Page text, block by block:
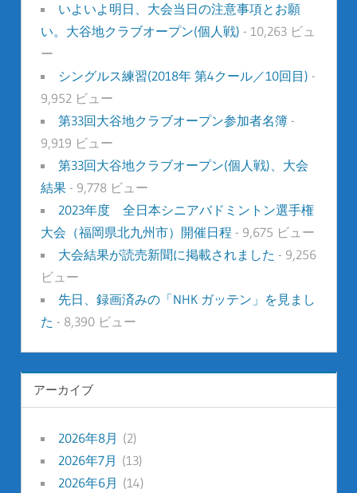
いよいよ明日、大会当日の注意事項とお願
い。大谷地クラブオープン(個人戦) - 10,263 ビュ
ー
シングルス練習(2018年 第4クール／10回目) -
9,952 ビュー
第33回大谷地クラブオープン参加者名簿-
9,919 ビュー
第33回大谷地クラブオープン(個人戦)、大会
結果- 9,778 ビュー
2023年度 全日本シニアバドミントン選手権
大会（福岡県北九州市）開催日程 - 9,675 ビュー
大会結果が読売新聞に掲載されました - 9,256
ビュー
先日、録画済みの「NHK ガッテン」を見まし
た - 8,390 ビュー
アーカイブ
2026年8月 (2)
2026年7月 (13)
2026年6月 (14)